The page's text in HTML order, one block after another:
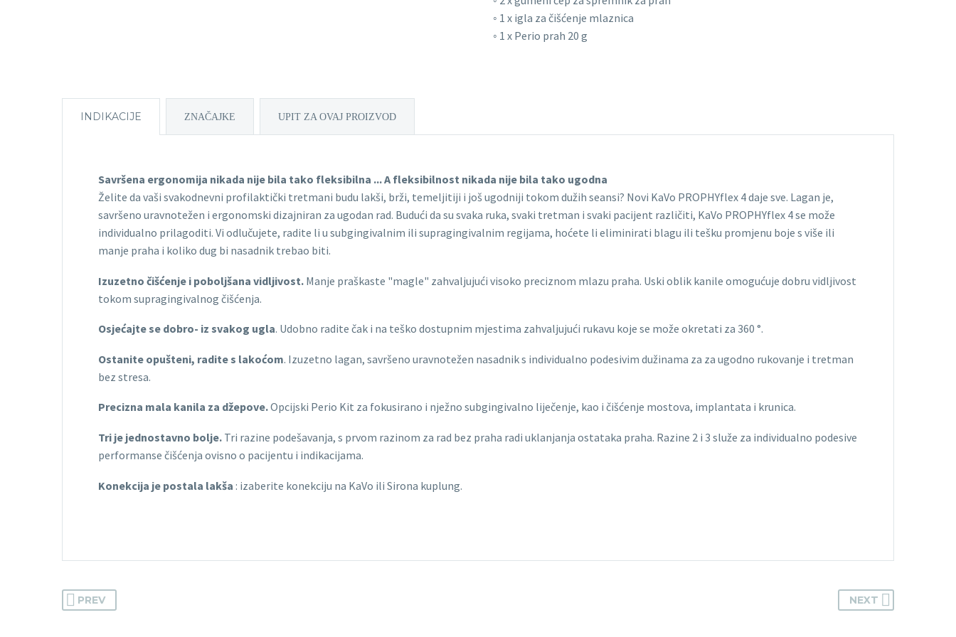
◦ 1 x igla za čišćenje mlaznica
◦ 1 x Perio prah 20 g
INDIKACIJE ZNAČAJKE UPIT ZA OVAJ PROIZVOD
Savršena ergonomija nikada nije bila tako fleksibilna ... A fleksibilnost nikada nije bila tako ugodna
Želite da vaši svakodnevni profilaktički tretmani budu lakši, brži, temeljitiji i još ugodniji tokom dužih seansi? Novi KaVo PROPHYflex 4 daje sve. Lagan je,
savršeno uravnotežen i ergonomski dizajniran za ugodan rad. Budući da su svaka ruka, svaki tretman i svaki pacijent različiti, KaVo PROPHYflex 4 se može
individualno prilagoditi. Vi odlučujete, radite li u subgingivalnim ili supragingivalnim regijama, hoćete li eliminirati blagu ili tešku promjenu boje s više ili
manje praha i koliko dug bi nasadnik trebao biti.
Izuzetno čišćenje i poboljšana vidljivost. Manje praškaste "magle" zahvaljujući visoko preciznom mlazu praha. Uski oblik kanile omogućuje dobru vidljivost
tokom supragingivalnog čišćenja.
Osjećajte se dobro- iz svakog ugla. Udobno radite čak i na teško dostupnim mjestima zahvaljujući rukavu koje se može okretati za 360 °.
Ostanite opušteni, radite s lakoćom. Izuzetno lagan, savršeno uravnotežen nasadnik s individualno podesivim dužinama za za ugodno rukovanje i tretman
bez stresa.
Precizna mala kanila za džepove.Opcijski Perio Kit za fokusirano i nježno subgingivalno liječenje, kao i čišćenje mostova, implantata i krunica.
Tri je jednostavno bolje. Tri razine podešavanja, s prvom razinom za rad bez praha radi uklanjanja ostataka praha. Razine 2 i 3 služe za individualno podesive
performanse čišćenja ovisno o pacijentu i indikacijama.
Konekcija je postala lakša : izaberite konekciju na KaVo ili Sirona kuplung.
PREV NEXT